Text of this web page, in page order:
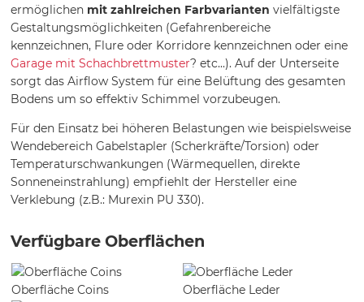
ermöglichen mit zahlreichen Farbvarianten vielfältigste
Gestaltungsmöglichkeiten (Gefahrenbereiche
kennzeichnen, Flure oder Korridore kennzeichnen oder eine
Garage mit Schachbrettmuster? etc...). Auf der Unterseite
sorgt das Airflow System für eine Belüftung des gesamten
Bodens um so effektiv Schimmel vorzubeugen.
Für den Einsatz bei höheren Belastungen wie beispielsweise
Wendebereich Gabelstapler (Scherkräfte/Torsion) oder
Temperaturschwankungen (Wärmequellen, direkte
Sonneneinstrahlung) empfiehlt der Hersteller eine
Verklebung (z.B.: Murexin PU 330).
Verfügbare Oberflächen
Oberfläche Coins Oberfläche Leder